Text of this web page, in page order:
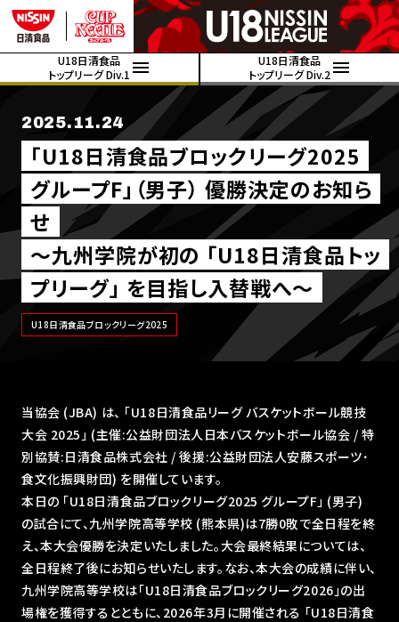
U18日清食品
トップリーグ Div.1
U18日清食品
トップリーグ Div.2
2025.11.24
｢U18日清食品ブロックリーグ2025
グループF｣（男子） 優勝決定のお知ら
せ
～九州学院が初の 「U18日清食品トッ
プリーグ」 を目指し入替戦へ～
U18日清食品ブロックリーグ2025
当協会 (JBA) は、 ｢U18日清食品リーグ バスケットボール競技
大会 2025｣ (主催:公益財団法人日本バスケットボール協会 / 特
別協賛:日清食品株式会社 / 後援:公益財団法人安藤スポーツ･
食文化振興財団) を開催しています。
本日の 「U18日清食品ブロックリーグ2025 グループF」 (男子)
の試合にて、九州学院高等学校 (熊本県)は7勝0敗で全日程を終
え、本大会優勝を決定いたしました。大会最終結果については、
全日程終了後にお知らせいたします。なお、本大会の成績に伴い、
九州学院高等学校は「U18日清食品ブロックリーグ2026」の出
場権を獲得するとともに、2026年3月に開催される 「U18日清食